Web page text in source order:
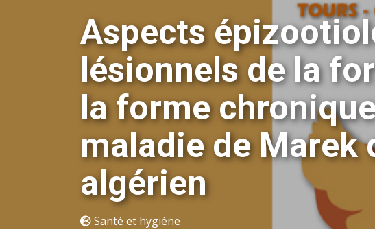
Aspects
lésionnels de la
la forme
maladie de Marek
algérien
Santé et hygiène